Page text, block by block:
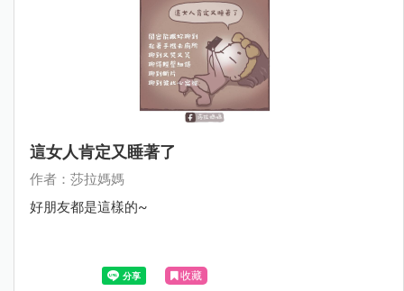
這女人肯定又睡著了
作者：莎拉媽媽
好朋友都是這樣的~
收藏